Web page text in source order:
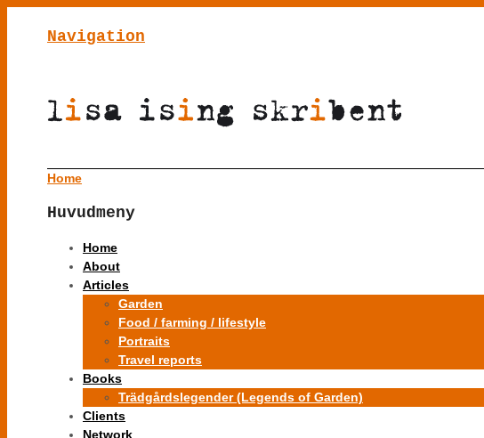
Navigation
Home
Huvudmeny
Home
About
Articles
Garden
Food / farming / lifestyle
Portraits
Travel reports
Books
Trädgårdslegender (Legends of Garden)
Clients
Network